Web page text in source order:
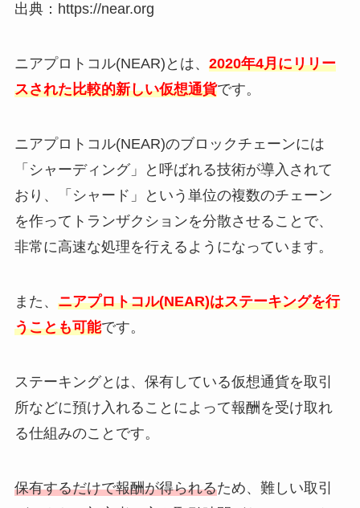
出典：https://near.org
ニアプロトコル(NEAR)とは、 2020年4月にリリー
スされた比較的新しい仮想通貨です。
ニアプロトコル(NEAR)のブロックチェーンには
「シャーディング」と呼ばれる技術が導入されて
おり、「シャード」という単位の複数のチェーン
を作ってトランザクションを分散させることで、
非常に高速な処理を行えるようになっています。
また、 ニアプロトコル(NEAR)はステーキングを行
うことも可能です。
ステーキングとは、保有している仮想通貨を取引
所などに預け入れることによって報酬を受け取れ
る仕組みのことです。
保有するだけで報酬が得られるため、難しい取引